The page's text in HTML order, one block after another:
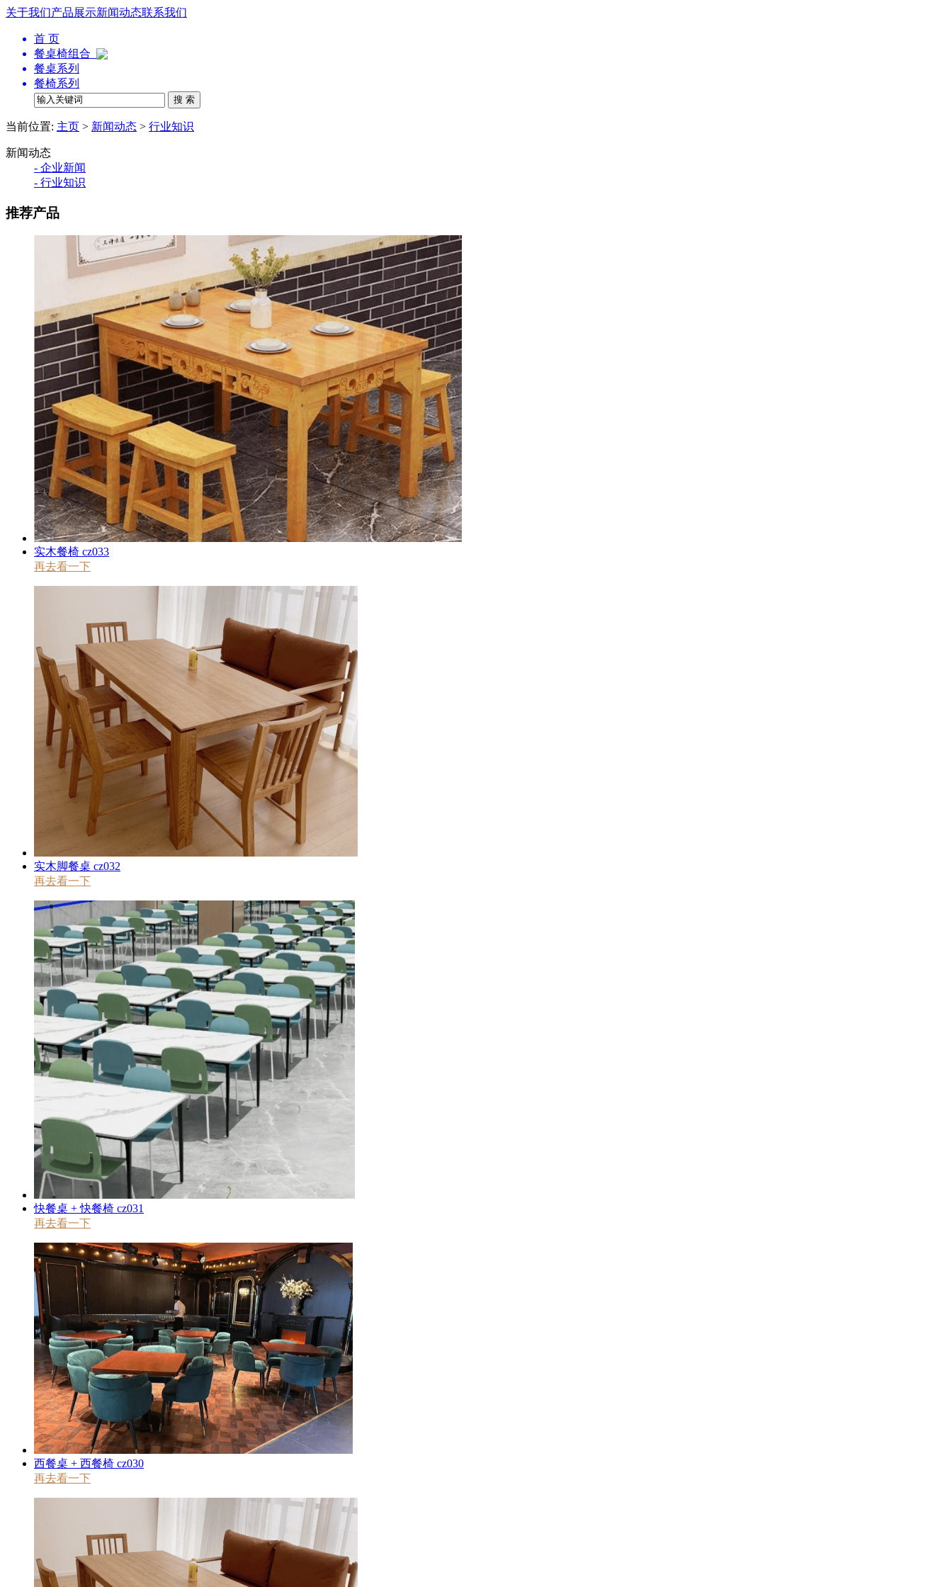
关于我们产品展示新闻动态联系我们
首 页
餐桌椅组合
餐桌系列
餐椅系列
当前位置: 主页 > 新闻动态 > 行业知识
新闻动态
- 企业新闻
- 行业知识
推荐产品
实木餐椅 cz033
再去看一下
实木脚餐桌 cz032
再去看一下
快餐桌 + 快餐椅 cz031
再去看一下
西餐桌 + 西餐椅 cz030
再去看一下